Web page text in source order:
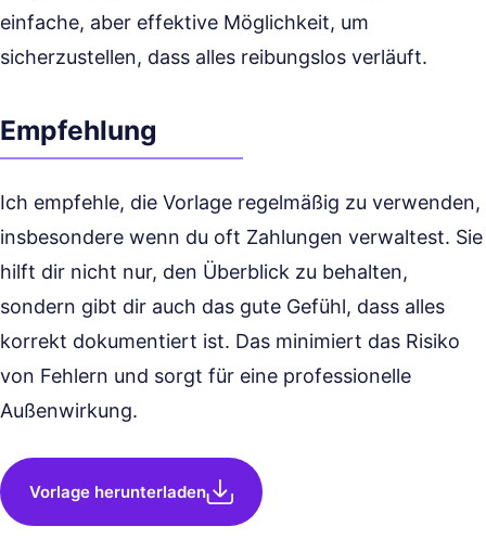
einfache, aber effektive Möglichkeit, um
sicherzustellen, dass alles reibungslos verläuft.
Empfehlung
Ich empfehle, die Vorlage regelmäßig zu verwenden,
insbesondere wenn du oft Zahlungen verwaltest. Sie
hilft dir nicht nur, den Überblick zu behalten,
sondern gibt dir auch das gute Gefühl, dass alles
korrekt dokumentiert ist. Das minimiert das Risiko
von Fehlern und sorgt für eine professionelle
Außenwirkung.
Vorlage herunterladen